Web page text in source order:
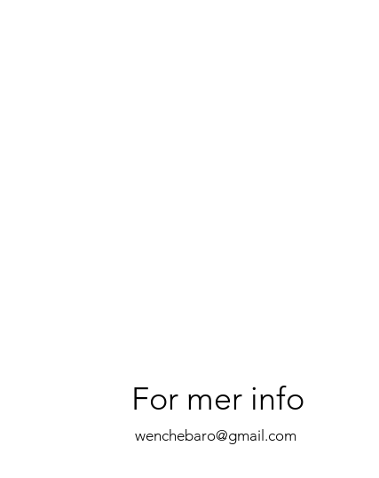
For mer info
wenchebaro@gmail.com